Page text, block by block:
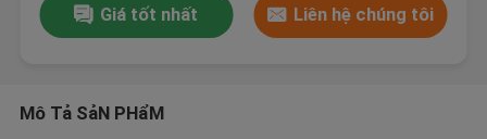
Giá tốt nhất Liên hệ chúng tôi
Mô Tả SảN PHẩM